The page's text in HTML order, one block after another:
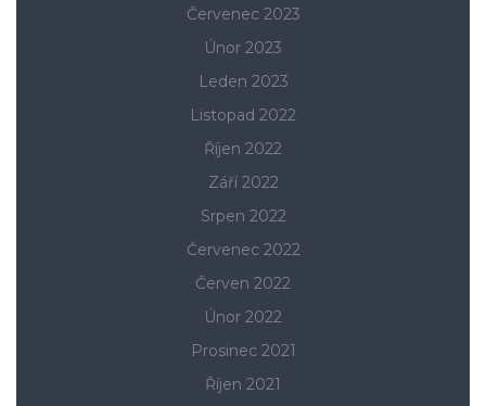
Červenec 2023
Únor 2023
Leden 2023
Listopad 2022
Říjen 2022
Září 2022
Srpen 2022
Červenec 2022
Červen 2022
Únor 2022
Prosinec 2021
Říjen 2021